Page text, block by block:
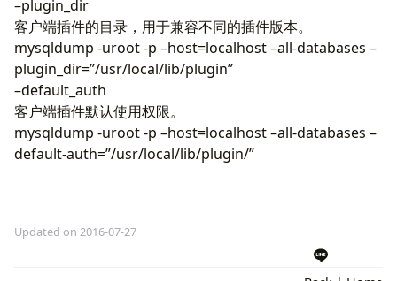
–plugin_dir
客户端插件的目录，用于兼容不同的插件版本。
mysqldump -uroot -p –host=localhost –all-databases –
plugin_dir=”/usr/local/lib/plugin”
–default_auth
客户端插件默认使用权限。
mysqldump -uroot -p –host=localhost –all-databases –
default-auth=”/usr/local/lib/plugin/”
Updated on 2016-07-27